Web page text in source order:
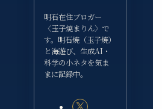
明石在住ブロガー
〈玉子焼まりん〉で
す。明石焼（玉子焼）
と海遊び、生成AI・
科学の小ネタを気ま
まに記録中。